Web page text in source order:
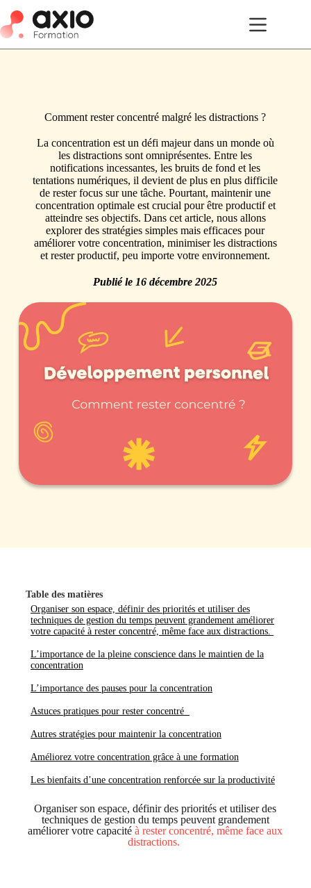
Comment rester concentré malgré les distractions ?
La concentration est un défi majeur dans un monde où
les distractions sont omniprésentes. Entre les
notifications incessantes, les bruits de fond et les
tentations numériques, il devient de plus en plus difficile
de rester focus sur une tâche. Pourtant, maintenir une
concentration optimale est crucial pour être productif et
atteindre ses objectifs. Dans cet article, nous allons
explorer des stratégies simples mais efficaces pour
améliorer votre concentration, minimiser les distractions
et rester productif, peu importe votre environnement.
Publié le 16 décembre 2025
Organiser son espace, définir des priorités et utiliser des
techniques de gestion du temps peuvent grandement
améliorer votre capacitéà rester concentré, même face aux
distractions.
Table des matières
Organiser son espace, définir des priorités et utiliser des
techniques de gestion du temps peuvent grandement améliorer
votre capacité à rester concentré, même face aux distractions.
L’importance de la pleine conscience dans le maintien de la
concentration
L’importance des pauses pour la concentration
Astuces pratiques pour rester concentré
Autres stratégies pour maintenir la concentration
Améliorez votre concentration grâce à une formation
Les bienfaits d’une concentration renforcée sur la productivité